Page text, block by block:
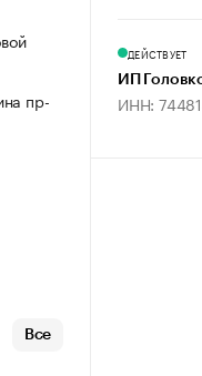
пр-
Все
ДЕЙСТВУЕТ
ИП
ИНН: